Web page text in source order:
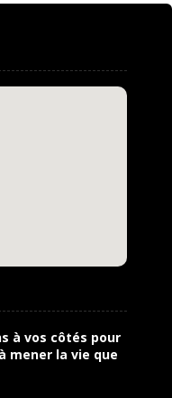
à vos côtés pour
mener la vie que